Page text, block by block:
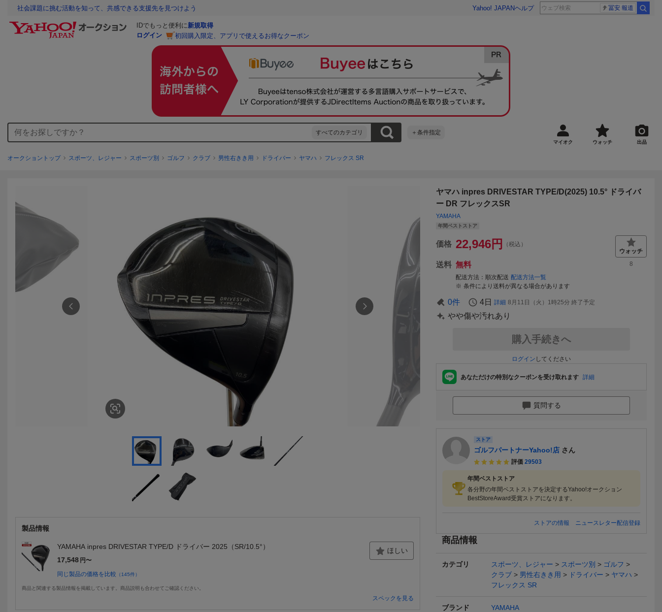
社会課題に挑む活動を知って、共感できる支援先を見つけよう Yahoo! JAPANヘルプ 冨安 報道
IDでもっと便利に新規取得
ログイン
初回購入限定、アプリで使えるお得なクーポン
すべてのカテゴリ ＋条件指定
マイオク ウォッチ 出品
オークショントップ スポーツ、レジャー スポーツ別 ゴルフ クラブ 男性右きき用 ドライバー ヤマハ フレックス SR
製品情報
YAMAHA inpres DRIVESTAR TYPE/D ドライバー 2025（SR/10.5°）
17,548 円〜
同じ製品の価格を比較 （145件）
ほしい
商品と関連する製品情報を掲載しています。商品説明も合わせてご確認ください。
スペックを見る
ヤマハ inpres DRIVESTAR TYPE/D(2025) 10.5° ドライバ
ー DR フレックスSR
YAMAHA
年間ベストストア
価格 22,946円 （税込）
送料 無料
配送方法 順次配送 配送方法一覧
条件により送料が異なる場合があります
8
0件 4日 詳細 8月11日（火）1時25分 終了予定
やや傷や汚れあり
購入手続きへ
ログイン してください
あなただけの特別なクーポンを受け取れます 詳細
質問する
ストア
ゴルフパートナーYahoo!店 さん
評価 29503
年間ベストストア
各分野の年間ベストストアを決定するYahoo!オークション
BestStoreAward受賞ストアになります。
ストアの情報 ニュースレター配信登録
商品情報
カテゴリ スポーツ、レジャー スポーツ別
ゴルフ
クラブ
男性右きき用 ドライバー
ヤマハ
フレックス SR
ブランド YAMAHA